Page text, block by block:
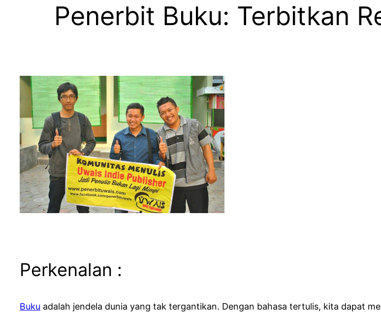
Penerbit Buku: Terbitkan
Perkenalan :
Buku adalah jendela dunia yang tak tergantikan. Dengan bahasa tertulis, kita dapat